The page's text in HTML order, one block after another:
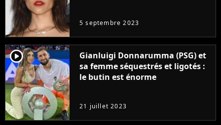
5 septembre 2023
player2
Gianluigi Donnarumma (PSG) et
sa femme séquestrés et ligotés :
le butin est énorme
21 juillet 2023